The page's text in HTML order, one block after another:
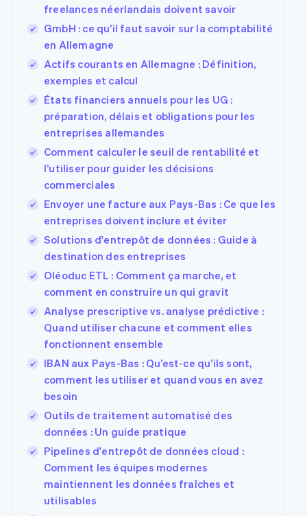
freelances néerlandais doivent savoir
GmbH : ce qu’il faut savoir sur la comptabilité
en Allemagne
Actifs courants en Allemagne : Définition,
exemples et calcul
États financiers annuels pour les UG :
préparation, délais et obligations pour les
entreprises allemandes
Comment calculer le seuil de rentabilité et
l’utiliser pour guider les décisions
commerciales
Envoyer une facture aux Pays-Bas : Ce que les
entreprises doivent inclure et éviter
Solutions d'entrepôt de données : Guide à
destination des entreprises
Oléoduc ETL : Comment ça marche, et
comment en construire un qui gravit
Analyse prescriptive vs. analyse prédictive :
Quand utiliser chacune et comment elles
fonctionnent ensemble
IBAN aux Pays-Bas : Qu’est-ce qu’ils sont,
comment les utiliser et quand vous en avez
besoin
Outils de traitement automatisé des
données : Un guide pratique
Pipelines d'entrepôt de données cloud :
Comment les équipes modernes
maintiennent les données fraîches et
utilisables